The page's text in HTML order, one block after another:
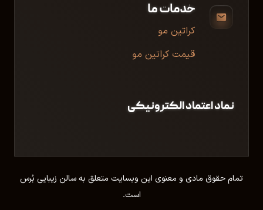
خدمات ما
کراتین مو
قیمت کراتین مو
نماد اعتماد الکترونیکی
تمام حقوق مادی و معنوی این وبسایت متعلق به سالن زیبایی بُرس
است.